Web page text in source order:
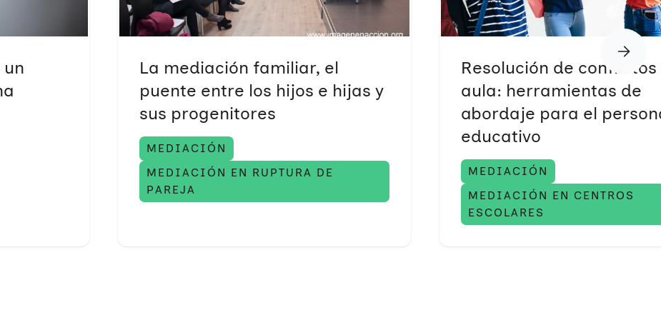
La mediación familiar, el
puente entre los hijos e hijas y
sus progenitores
MEDIACIÓN
MEDIACIÓN EN RUPTURA DE
PAREJA
Resolución de conflictos
aula: herramientas de
abordaje para el
educativo
MEDIACIÓN
MEDIACIÓN EN CENTROS
ESCOLARES